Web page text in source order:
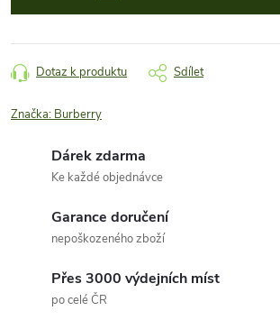
Dotaz k produktu Sdílet
Značka: Burberry
Dárek zdarma
Ke každé objednávce
Garance doručení
nepoškozeného zboží
Přes 3000 výdejních míst
po celé ČR